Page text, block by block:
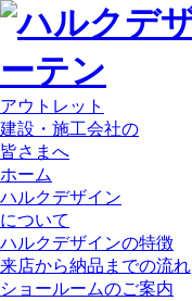
アウトレット
建設・施工会社の
皆さまへ
ホーム
ハルクデザイン
について
ハルクデザインの特徴
来店から納品までの流れ
ショールームのご案内